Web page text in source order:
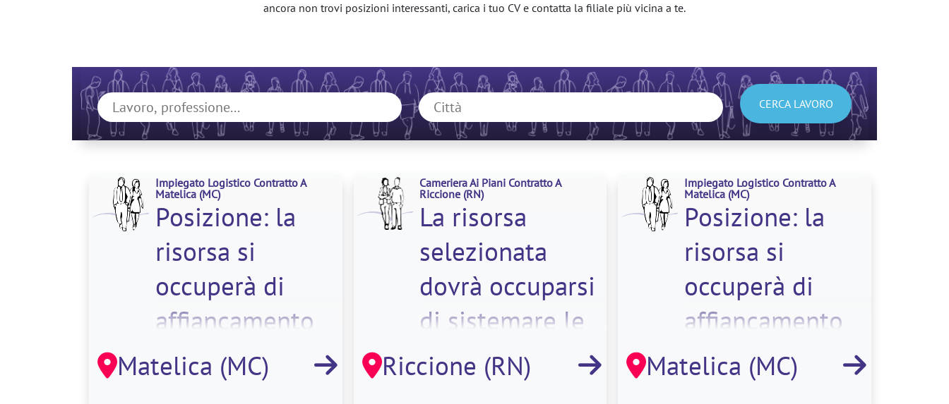
ancora non trovi posizioni interessanti, carica i tuo CV e contatta la filiale più vicina a te.
CERCA LAVORO
Impiegato Logistico Contratto A
Matelica(MC)
Posizione: la
risorsa si
occuperà di
affiancamento
alle attività
amministrative
Matelica (MC)
Cameriera Ai Piani Contratto A
Riccione (RN)
La risorsa
selezionata
dovrà occuparsi
di sistemare le
camere
all'interno
Riccione (RN)
Impiegato Logistico Contratto A
Matelica(MC)
Posizione: la
risorsa si
occuperà di
affiancamento
alle attività
amministrative
Matelica (MC)